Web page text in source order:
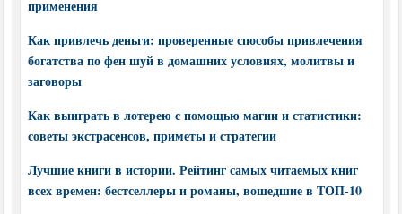
применения
Как привлечь деньги: проверенные способы привлечения
богатства по фен шуй в домашних условиях, молитвы и
заговоры
Как выиграть в лотерею с помощью магии и статистики:
советы экстрасенсов, приметы и стратегии
Лучшие книги в истории. Рейтинг самых читаемых книг
всех времен: бестселлеры и романы, вошедшие в ТОП-10